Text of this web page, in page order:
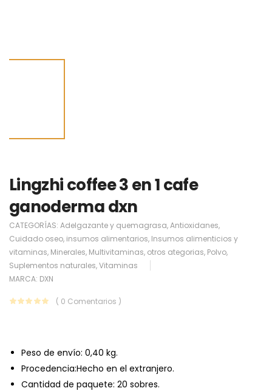
Lingzhi coffee 3 en 1 cafe
ganoderma dxn
CATEGORÍAS: Adelgazante y quemagrasa,Antioxidanes,
Cuidado oseo, insumos alimentarios, Insumos alimenticios y
vitaminas, Minerales, Multivitaminas, otros ategorias, Polvo,
Suplementos naturales,Vitaminas
MARCA: DXN
( 0 Comentarios )
Peso de envío: 0,40 kg.
Procedencia:Hecho en el extranjero.
Cantidad de paquete: 20 sobres.